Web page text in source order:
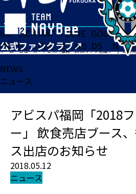
HO
ME
TICK
ET
MAT
CH
TEA
M
NE
WS
GOO
DS
FA
N MY
ホーム>ニュース>アビスパ福岡「2018ファン感謝デー」 飲食
NEWS
ニュース
アビスパ福岡「2018
ー」 飲食売店ブース
ス出店のお知らせ
2018.05.12
ニュース